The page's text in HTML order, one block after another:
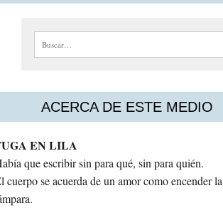
Buscar:
ACERCA DE ESTE MEDIO
EN LILA
que escribir sin para qué, sin para quién.
cuerpo se acuerda de un amor como encender la